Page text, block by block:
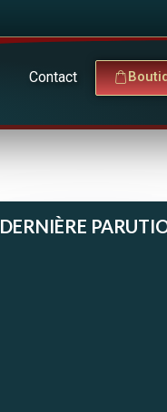
Contact
DERNIÈRE